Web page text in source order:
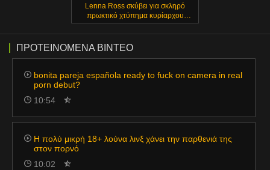
Lenna Ross σκύβει για σκληρό
πρωκτικό χτύπημα κυρίαρχου
studs μέχρι τα όριά της
ΠΡΟΤΕΙΝΌΜΕΝΑ ΒΊΝΤΕΟ
bonita pareja española ready to fuck on camera in real
porn debut?
10:54
Η πολύ μικρή 18+ λούνα λινξ χάνει την παρθενιά της
στον πορνό
10:02